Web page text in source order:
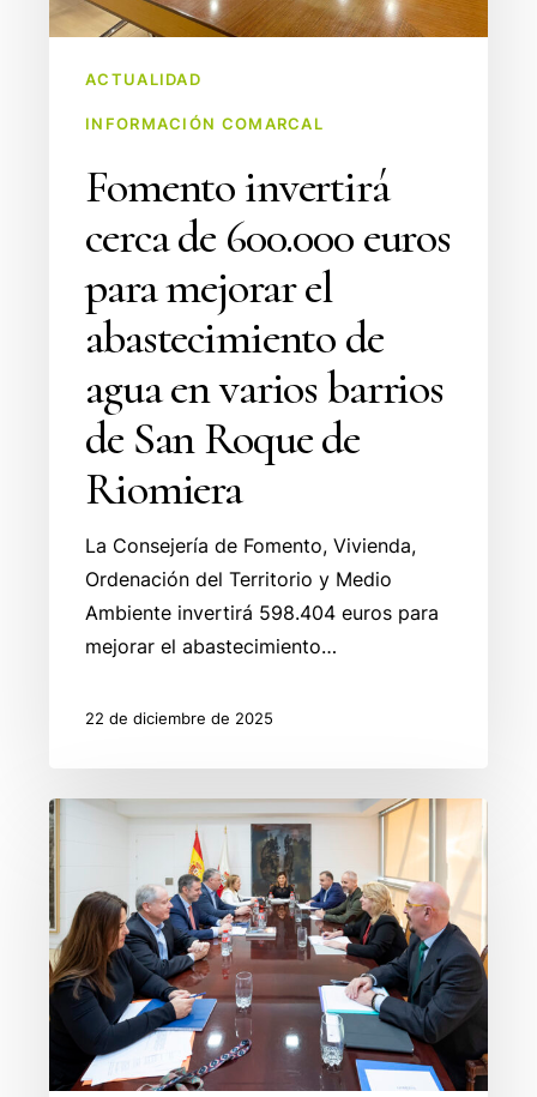
abastecimiento
barrios
Roque
ACTUALIDAD
INFORMACIÓN COMARCAL
Fomento invertirá
cerca de 600.000 euros
para mejorar el
abastecimiento de
agua en varios barrios
de San Roque de
Riomiera
La Consejería de Fomento, Vivienda,
Ordenación del Territorio y Medio
Ambiente invertirá 598.404 euros para
mejorar el abastecimiento…
22 de diciembre de 2025
El
Gobierno
da
luz
verde
al
contrato
la